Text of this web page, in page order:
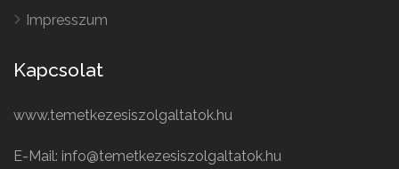
Impresszum
Kapcsolat
www.temetkezesiszolgaltatok.hu
E-Mail: info@temetkezesiszolgaltatok.hu